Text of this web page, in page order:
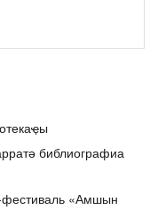
библиографиа
«Амшын